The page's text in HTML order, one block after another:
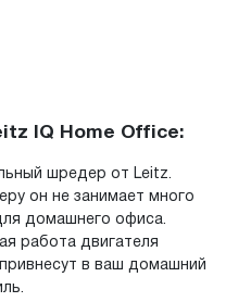
IQ Home Office:
шредер от Leitz.
он не занимает много
домашнего офиса.
работа двигателя
в ваш домашний